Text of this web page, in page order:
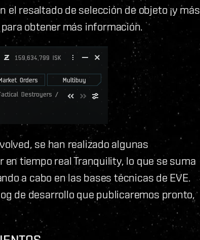
resaltado de selección de objeto ¡y más
para obtener más información.
se han realizado algunas
tiempo real Tranquility, lo que se suma
a cabo en las bases técnicas de EVE.
de desarrollo que publicaremos pronto,